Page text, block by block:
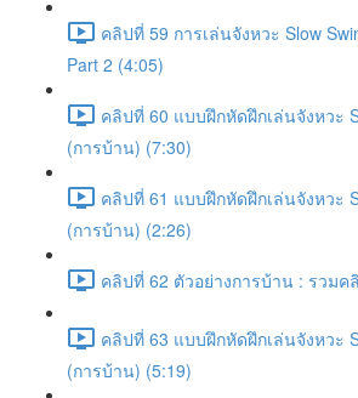
คลิปที่ 59 การเล่นจังหวะ Slow
Part 2 (4:05)
คลิปที่ 60 แบบฝึกหัดฝึกเล่นจังหวะ
(การบ้าน) (7:30)
คลิปที่ 61 แบบฝึกหัดฝึกเล่นจังหวะ
(การบ้าน) (2:26)
คลิปที่ 62 ตัวอย่างการบ้าน : รวมค
คลิปที่ 63 แบบฝึกหัดฝึกเล่นจังหวะ
(การบ้าน) (5:19)